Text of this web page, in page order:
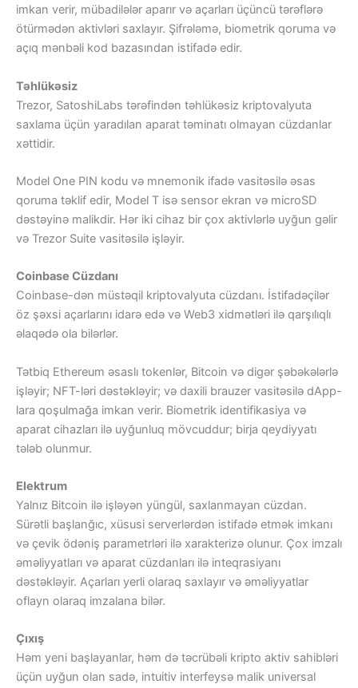
imkan verir, mübadilələr aparır və açarları üçüncü tərəflərə
ötürmədən aktivləri saxlayır. Şifrələmə, biometrik qoruma və
açıq mənbəli kod bazasından istifadə edir.
Təhlükəsiz
Trezor, SatoshiLabs tərəfindən təhlükəsiz kriptovalyuta
saxlama üçün yaradılan aparat təminatı olmayan cüzdanlar
xəttidir.
Model One PIN kodu və mnemonik ifadə vasitəsilə əsas
qoruma təklif edir, Model T isə sensor ekran və microSD
dəstəyinə malikdir. Hər iki cihaz bir çox aktivlərlə uyğun gəlir
və Trezor Suite vasitəsilə işləyir.
Coinbase Cüzdanı
Coinbase-dən müstəqil kriptovalyuta cüzdanı. İstifadəçilər
öz şəxsi açarlarını idarə edə və Web3 xidmətləri ilə qarşılıqlı
əlaqədə ola bilərlər.
Tətbiq Ethereum əsaslı tokenlər, Bitcoin və digər şəbəkələrlə
işləyir; NFT-ləri dəstəkləyir; və daxili brauzer vasitəsilə dApp-
lara qoşulmağa imkan verir. Biometrik identifikasiya və
aparat cihazları ilə uyğunluq mövcuddur; birja qeydiyyatı
tələb olunmur.
Elektrum
Yalnız Bitcoin ilə işləyən yüngül, saxlanmayan cüzdan.
Sürətli başlanğıc, xüsusi serverlərdən istifadə etmək imkanı
və çevik ödəniş parametrləri ilə xarakterizə olunur. Çox imzalı
əməliyyatları və aparat cüzdanları ilə inteqrasiyanı
dəstəkləyir. Açarları yerli olaraq saxlayır və əməliyyatlar
oflayn olaraq imzalana bilər.
Çıxış
Həm yeni başlayanlar, həm də təcrübəli kripto aktiv sahibləri
üçün uyğun olan sadə, intuitiv interfeysə malik universal